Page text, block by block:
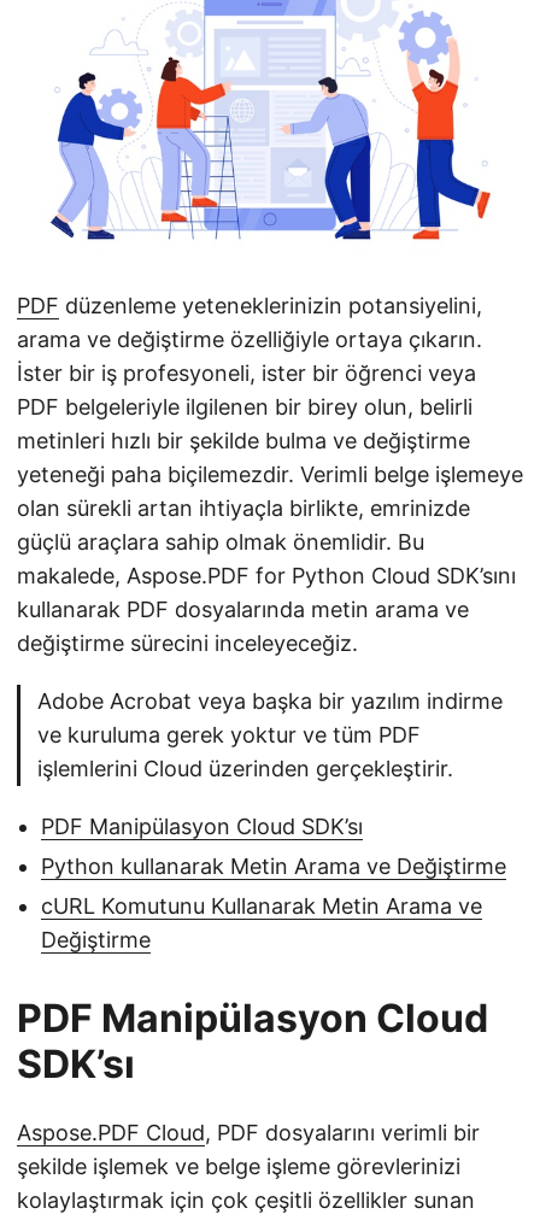
PDF düzenleme yeteneklerinizin potansiyelini,
arama ve değiştirme özelliğiyle ortaya çıkarın.
İster bir iş profesyoneli, ister bir öğrenci veya
PDF belgeleriyle ilgilenen bir birey olun, belirli
metinleri hızlı bir şekilde bulma ve değiştirme
yeteneği paha biçilemezdir. Verimli belge işlemeye
olan sürekli artan ihtiyaçla birlikte, emrinizde
güçlü araçlara sahip olmak önemlidir. Bu
makalede, Aspose.PDF for Python Cloud SDK’sını
kullanarak PDF dosyalarında metin arama ve
değiştirme sürecini inceleyeceğiz.
Adobe Acrobat veya başka bir yazılım indirme
ve kuruluma gerek yoktur ve tüm PDF
işlemlerini Cloud üzerinden gerçekleştirir.
PDF Manipülasyon Cloud SDK’sı
Python kullanarak Metin Arama ve Değiştirme
cURL Komutunu Kullanarak Metin Arama ve
Değiştirme
PDF Manipülasyon Cloud
SDK’sı
Aspose.PDF Cloud, PDF dosyalarını verimli bir
şekilde işlemek ve belge işleme görevlerinizi
kolaylaştırmak için çok çeşitli özellikler sunan